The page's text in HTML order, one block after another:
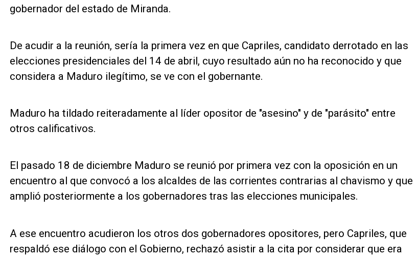
gobernador del estado de Miranda.
De acudir a la reunión, sería la primera vez en que Capriles, candidato derrotado en las
elecciones presidenciales del 14 de abril, cuyo resultado aún no ha reconocido y que
considera a Maduro ilegítimo, se ve con el gobernante.
Maduro ha tildado reiteradamente al líder opositor de "asesino" y de "parásito" entre
otros calificativos.
El pasado 18 de diciembre Maduro se reunió por primera vez con la oposición en un
encuentro al que convocó a los alcaldes de las corrientes contrarias al chavismo y que
amplió posteriormente a los gobernadores tras las elecciones municipales.
A ese encuentro acudieron los otros dos gobernadores opositores, pero Capriles, que
respaldó ese diálogo con el Gobierno, rechazó asistir a la cita por considerar que era